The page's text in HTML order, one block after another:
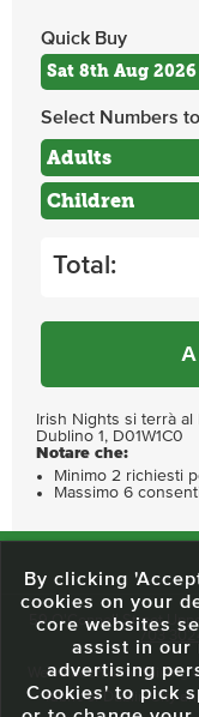
Quick Buy
Select Numbers
Adults
Children
Total:
Irish Nights si terrà al
Dublino 1, D01W1C0
Notare che:
Minimo 2 richiesti
Massimo 6
59 O'Connell Street
703
We've been entertaining
fabric of Dublin City
By clicking
cookies on your
core websites
assist in our
advertising
Cookies' to pick